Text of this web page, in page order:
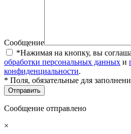
Сообщение
*Нажимая на кнопку, вы
обработки персональных данных и
конфиденциальности.
* Поля, обязательные для
Сообщение отправлено
×